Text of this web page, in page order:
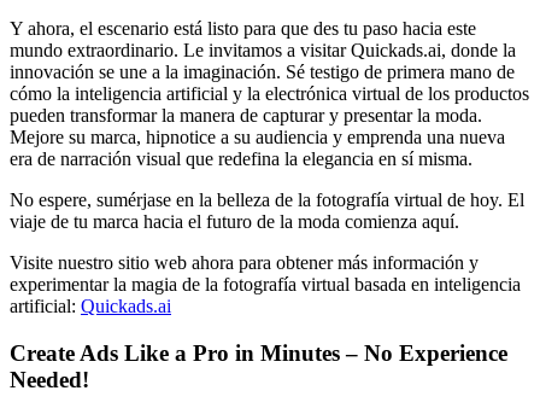
Y ahora, el escenario está listo para que des tu paso hacia este
mundo extraordinario. Le invitamos a visitar Quickads.ai, donde la
innovación se une a la imaginación. Sé testigo de primera mano de
cómo la inteligencia artificial y la electrónica virtual de los productos
pueden transformar la manera de capturar y presentar la moda.
Mejore su marca, hipnotice a su audiencia y emprenda una nueva
era de narración visual que redefina la elegancia en sí misma.
No espere, sumérjase en la belleza de la fotografía virtual de hoy. El
viaje de tu marca hacia el futuro de la moda comienza aquí.
Visite nuestro sitio web ahora para obtener más información y
experimentar la magia de la fotografía virtual basada en inteligencia
artificial: Quickads.ai
Create Ads Like a Pro in Minutes – No Experience
Needed!